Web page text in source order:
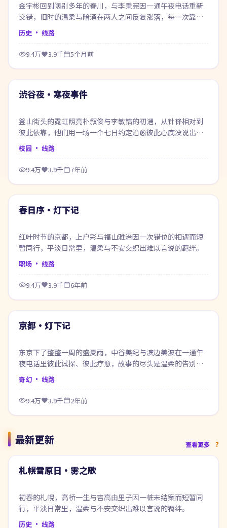
金宇彬回到阔别多年的春川，与李秉宪因一通午夜电话重新
交错，旧时的温柔与暗涌在两人之间反复涨落，每一次靠近
都像在赎回当年的失约。
历史 · 线路
9.4万 3.9千 5个月前
热门
渋谷夜·寒夜事件
釜山街头的霓虹照亮朴叙俊与李敏镐的初遇，从针锋相对到
彼此依靠，他们用一场一个七日约定治愈彼此心底没说出口
的话。
校园 · 线路
9.4万 3.9千 7年前
热门
春日序·灯下记
红叶时节的京都，上户彩与福山雅治因一次错位的相遇而短
暂同行，平淡日常里，温柔与不安交织出难以言说的羁绊。
职场 · 线路
9.4万 3.9千 6年前
热门
京都·灯下记
东京下了整整一周的盛夏雨，中谷美纪与滨边美波在一通午
夜电话里彼此试探、彼此疗愈，故事的尽头是温柔的告别也
是新的开始。
奇幻 · 线路
9.4万 3.9千 2年前
最新更新 查看更多
最新
70:23
札幌雪原日·雾之歌
初春的札幌，高桥一生与吉高由里子因一桩未结案而短暂同
行，平淡日常里，温柔与不安交织出难以言说的羁绊。
历史 · 线路